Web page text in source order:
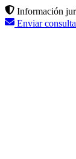
Información
Enviar consulta